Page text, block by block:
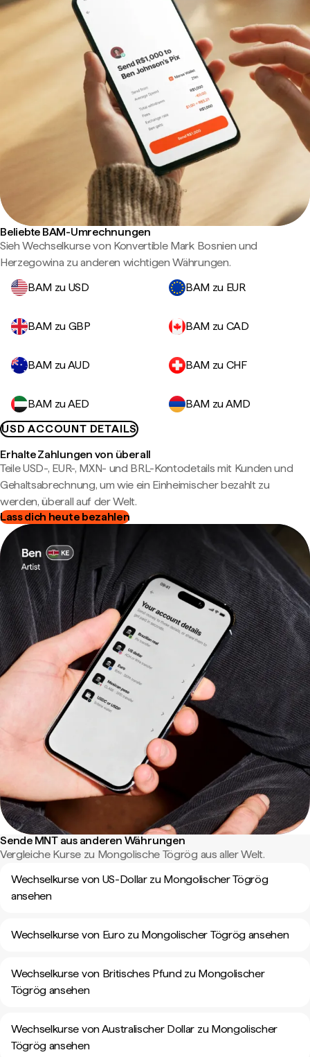
Beliebte BAM-Umrechnungen
Sieh Wechselkurse von Konvertible Mark Bosnien und
Herzegowina zu anderen wichtigen Währungen.
BAM zu USD
BAM zu EUR
BAM zu GBP BAM zu CAD
BAM zu AUD BAM zu CHF
BAM zu AED
BAM zu AMD
USD ACCOUNT DETAILS
Erhalte Zahlungen von überall
Teile USD-, EUR-, MXN- und BRL-Kontodetails mit Kunden und
Gehaltsabrechnung, um wie ein Einheimischer bezahlt zu
werden, überall auf der Welt.
Lass dich heute bezahlen
Sende MNT aus anderen Währungen
Vergleiche Kurse zu Mongolische Tögrög aus aller Welt.
Wechselkurse von US-Dollar zu Mongolischer Tögrög
ansehen
Wechselkurse von Euro zu Mongolischer Tögrög ansehen
Wechselkurse von Britisches Pfund zu Mongolischer
Tögrög ansehen
Wechselkurse von Australischer Dollar zu Mongolischer
Tögrög ansehen